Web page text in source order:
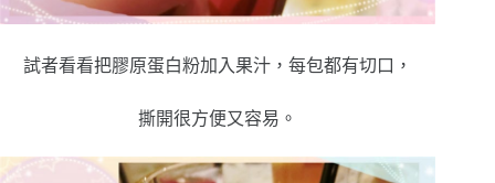
試者看看把膠原蛋白粉加入果汁，每包都有切口，
撕開很方便又容易。